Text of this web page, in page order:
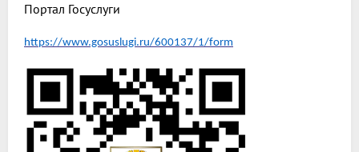
Портал Госуслуги
https://www.gosuslugi.ru/600137/1/form